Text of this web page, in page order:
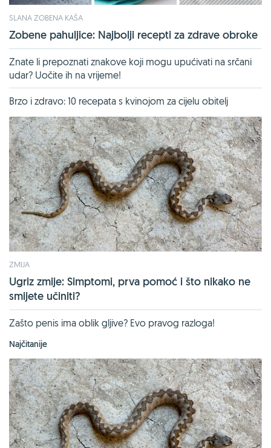
SLANA ZOBENA KAŠA
Zobene pahuljice: Najbolji recepti za zdrave obroke
Znate li prepoznati znakove koji mogu upućivati na srčani
udar? Uočite ih na vrijeme!
Brzo i zdravo: 10 recepata s kvinojom za cijelu obitelj
ZMIJA
Ugriz zmije: Simptomi, prva pomoć i što nikako ne
smijete učiniti?
Zašto penis ima oblik gljive? Evo pravog razloga!
Najčitanije